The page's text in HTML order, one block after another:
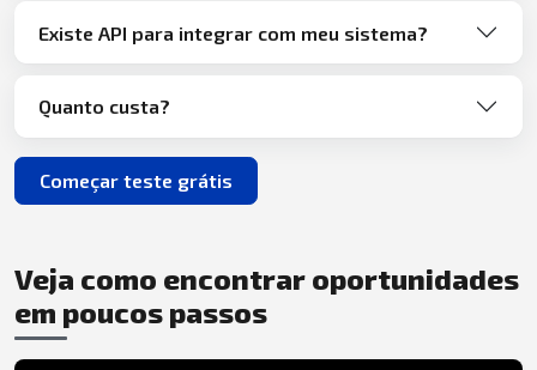
Existe API para integrar com meu sistema?
Quanto custa?
Começar teste grátis
Veja como encontrar oportunidades
em poucos passos